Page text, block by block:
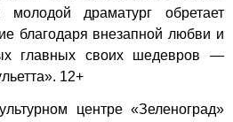
драматург обретает
благодаря внезапной любви и
главных своих шедевров —
12+
центре «Зеленоград»